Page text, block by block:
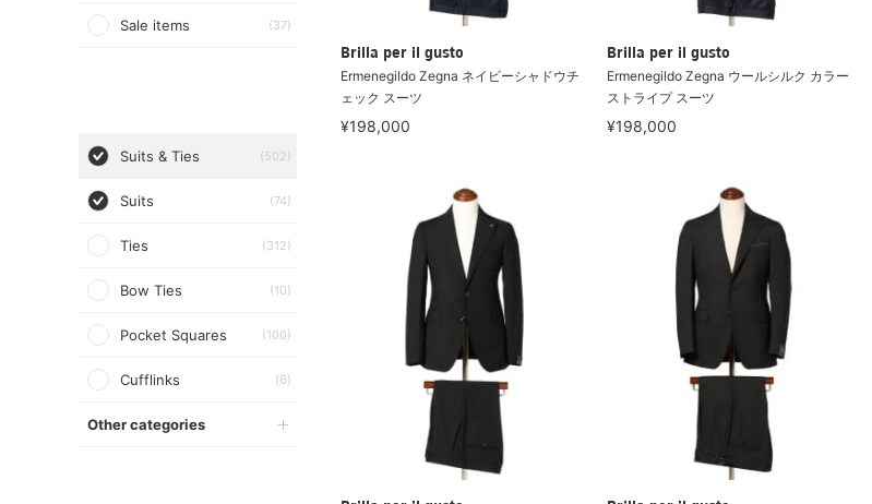
Sale items (37)
Suits & Ties (502)
Suits (74)
Ties (312)
Bow Ties (10)
Pocket Squares (100)
Cufflinks (6)
Other categories
Brilla per il gusto
Ermenegildo Zegna ネイビーシャドウチ
ェック スーツ
¥198,000
Brilla per il gusto
Ermenegildo Zegna ウールシルク カラー
ストライプ スーツ
¥198,000